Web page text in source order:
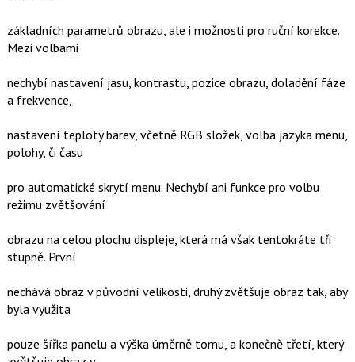
základních parametrů obrazu, ale i možnosti pro ruční korekce.
Mezi volbami
nechybí nastavení jasu, kontrastu, pozice obrazu, doladění fáze
a frekvence,
nastavení teploty barev, včetně RGB složek, volba jazyka menu,
polohy, či času
pro automatické skrytí menu. Nechybí ani funkce pro volbu
režimu zvětšování
obrazu na celou plochu displeje, která má však tentokráte tři
stupně. První
nechává obraz v původní velikosti, druhý zvětšuje obraz tak, aby
byla využita
pouze šířka panelu a výška úměrně tomu, a konečně třetí, který